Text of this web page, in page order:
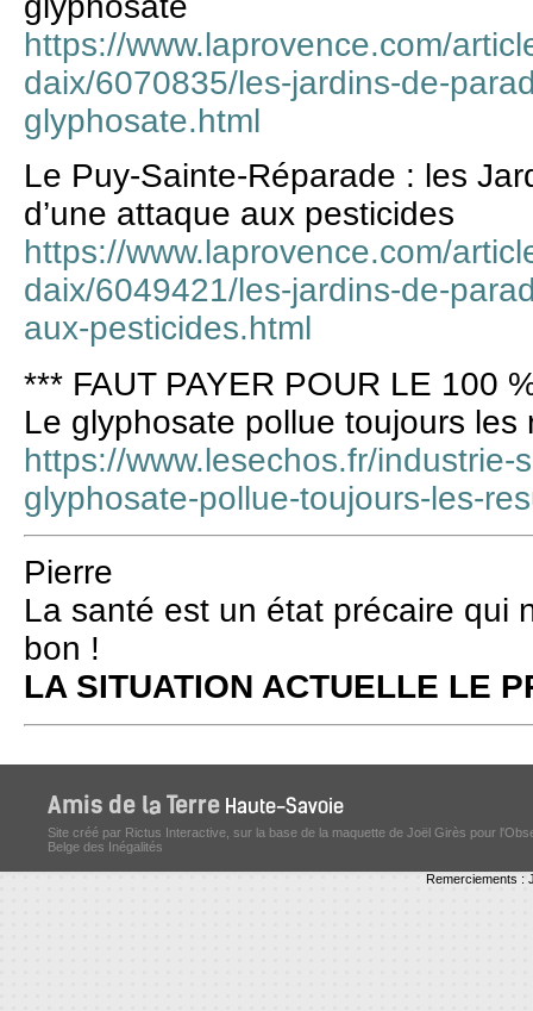
https://www.laprovence.com/
daix/6070835/les-jardins-de-
glyphosate.html
Le Puy-Sainte-Réparade : les
d’une attaque aux pesticides
https://www.laprovence.com/
daix/6049421/les-jardins-de-
aux-pesticides.html
*** FAUT PAYER POUR LE 100
Le glyphosate pollue toujours les
https://www.lesechos.fr/
glyphosate-pollue-toujours-les-
Pierre
La santé est un état précaire qui
bon !
LA SITUATION ACTUELLE LE
Site créé par Rictus Interactive, sur la base de la maquette de Joël Girès pour
Belge des Inégalités
Remerciements :